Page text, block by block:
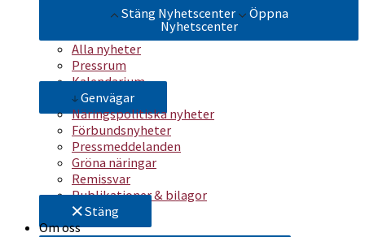
Stäng Nyhetscenter
Öppna
Nyhetscenter
Alla nyheter
Pressrum
Kalendarium
Genvägar
Näringspolitiska nyheter
Förbundsnyheter
Pressmeddelanden
Gröna näringar
Remissvar
Publikationer & bilagor
Stäng
Om oss